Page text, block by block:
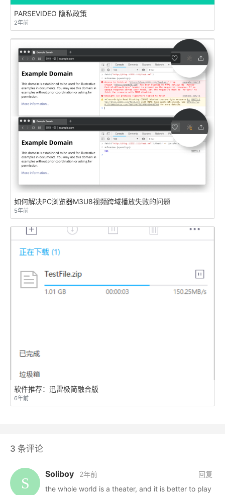
PARSEVIDEO 隐私政策
2年前
如何解决PC浏览器M3U8视频跨域播放失败的问题
5年前
软件推荐：迅雷极简融合版
6年前
3 条评论
Soliboy
2年前
the whole world is a theater, and it is better to play
回复